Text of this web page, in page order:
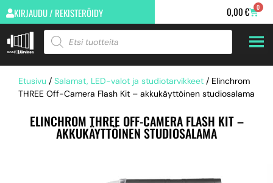
KIRJAUDU / REKISTERÖIDY 0,00€ 0
Etusivu / Salamat, LED-valot ja studiotarvikkeet / Elinchrom
THREE Off-Camera Flash Kit – akkukäyttöinen studiosalama
ELINCHROM THREE OFF-CAMERA FLASH KIT –
AKKUKÄYTTÖINEN STUDIOSALAMA